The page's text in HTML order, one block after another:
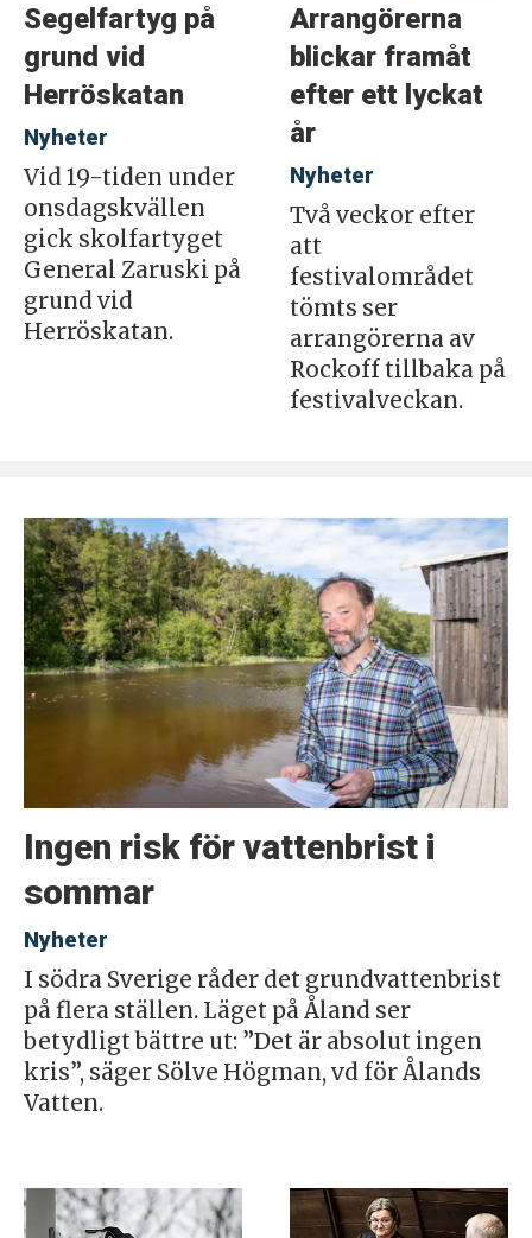
Segelfartyg på
grund vid
Herröskatan
Nyheter
Vid 19-tiden under
onsdagskvällen
gick skolfartyget
General Zaruski på
grund vid
Herröskatan.
Arrangörerna
blickar framåt
efter ett lyckat
år
Nyheter
Två veckor efter
att
festivalområdet
tömts ser
arrangörerna av
Rockoff tillbaka på
festivalveckan.
Ingen risk för vattenbrist i
sommar
Nyheter
I södra Sverige råder det grundvattenbrist
på flera ställen. Läget på Åland ser
betydligt bättre ut: ”Det är absolut ingen
kris”, säger Sölve Högman, vd för Ålands
Vatten.